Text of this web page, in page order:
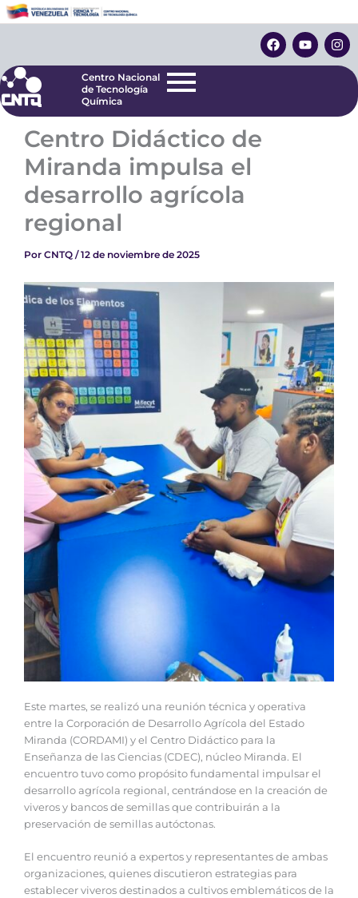
al
F
a
c
o
Y
o
u
e
I
n
s
r
Centro Nacional
de Tecnología
Centro Nacional
de Tecnología
Química
Centro Didáctico de
Miranda impulsa el
desarrollo agrícola
regional
Por CNTQ /12 de noviembre de 2025
Este martes, se realizó una reunión técnica y operativa
entre la Corporación de Desarrollo Agrícola del Estado
Miranda (CORDAMI) y el Centro Didáctico para la
Enseñanza de las Ciencias (CDEC), núcleo Miranda. El
encuentro tuvo como propósito fundamental impulsar el
desarrollo agrícola regional, centrándose en la creación de
viveros y bancos de semillas que contribuirán a la
preservación de semillas autóctonas.
El encuentro reunió a expertos y representantes de ambas
organizaciones, quienes discutieron estrategias para
establecer viveros destinados a cultivos emblemáticos de la